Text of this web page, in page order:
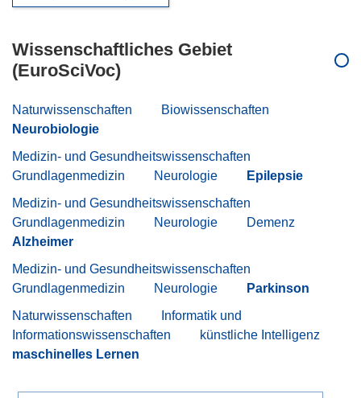
Wissenschaftliches Gebiet
(EuroSciVoc)
Naturwissenschaften
Biowissenschaften
Neurobiologie
Medizin- und Gesundheitswissenschaften
Grundlagenmedizin
Neurologie
Epilepsie
Medizin- und Gesundheitswissenschaften
Grundlagenmedizin
Neurologie
Demenz
Alzheimer
Medizin- und Gesundheitswissenschaften
Grundlagenmedizin
Neurologie
Parkinson
Naturwissenschaften
Informatik und
Informationswissenschaften
künstliche Intelligenz
maschinelles Lernen